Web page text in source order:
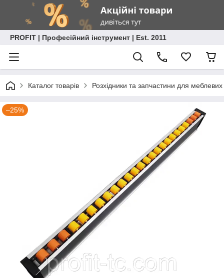
PROFIT | Професійний інструмент | Est. 2011
Каталог товарів Розхідники та запчастини для
–25%